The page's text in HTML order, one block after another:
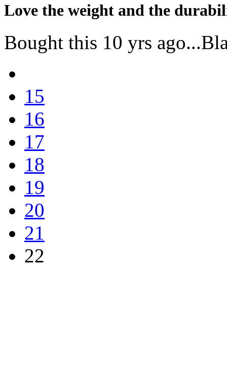
Love the weight and the
Bought this 10 yrs
15
16
17
18
19
20
21
22